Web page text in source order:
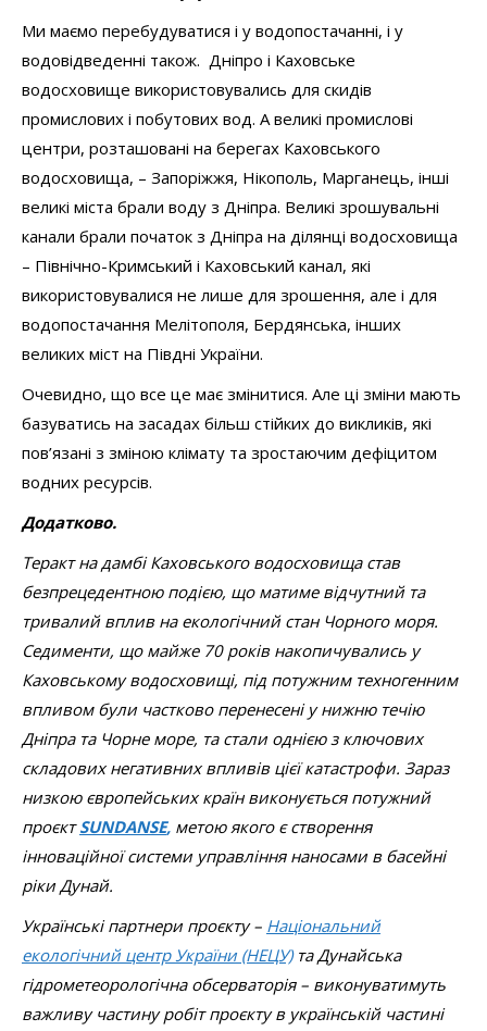
Ми маємо перебудуватися і у водопостачанні, і у
водовідведенні також. Дніпро і Каховське
водосховище використовувались для скидів
промислових і побутових вод. А великі промислові
центри, розташовані на берегах Каховського
водосховища, – Запоріжжя, Нікополь, Марганець, інші
великі міста брали воду з Дніпра. Великі зрошувальні
канали брали початок з Дніпра на ділянці водосховища
– Північно-Кримський і Каховський канал, які
використовувалися не лише для зрошення, але і для
водопостачання Мелітополя, Бердянська, інших
великих міст на Півдні України.
Очевидно, що все це має змінитися. Але ці зміни мають
базуватись на засадах більш стійких до викликів, які
пов’язані з зміною клімату та зростаючим дефіцитом
водних ресурсів.
Додатково.
Теракт на дамбі Каховського водосховища став
безпрецедентною подією, що матиме відчутний та
тривалий вплив на екологічний стан Чорного моря.
Седименти, що майже 70 років накопичувались у
Каховському водосховищі, під потужним техногенним
впливом були частково перенесені у нижню течію
Дніпра та Чорне море, та стали однією з ключових
складових негативних впливів цієї катастрофи. Зараз
низкою європейських країн виконується потужний
проєктSUNDANSE, метою якого є створення
інноваційної системи управління наносами в басейні
ріки Дунай.
Українські партнери проєкту – Національний
екологічний центр України (НЕЦУ)та Дунайська
гідрометеорологічна обсерваторія – виконуватимуть
важливу частину робіт проєкту в українській частині